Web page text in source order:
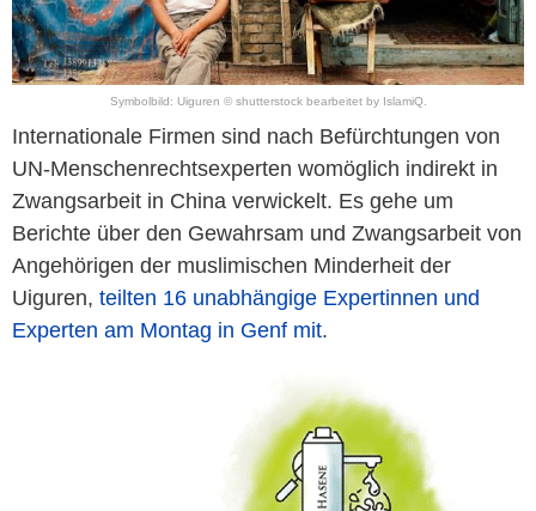
Symbolbild: Uiguren © shutterstock bearbeitet by IslamiQ.
Internationale Firmen sind nach Befürchtungen von
UN-Menschenrechtsexperten womöglich indirekt in
Zwangsarbeit in China verwickelt. Es gehe um
Berichte über den Gewahrsam und Zwangsarbeit von
Angehörigen der muslimischen Minderheit der
Uiguren, teilten 16 unabhängige Expertinnen und
Experten am Montag in Genf mit.